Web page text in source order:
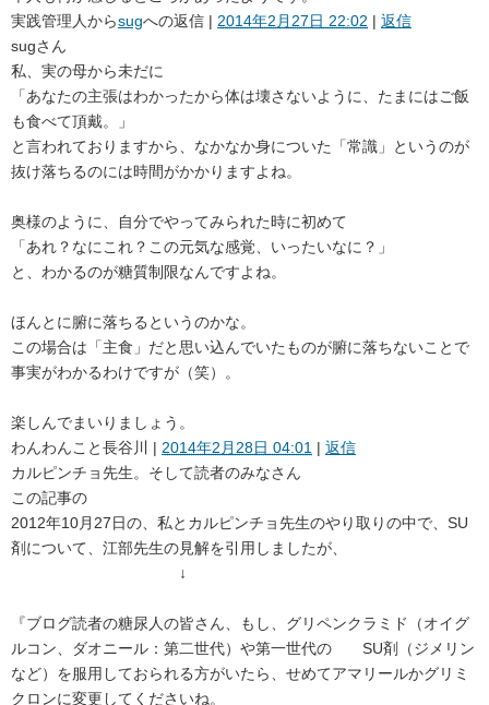
実践管理人からsugへの返信 | 2014年2月27日 22:02 | 返信
sugさん
私、実の母から未だに
「あなたの主張はわかったから体は壊さないように、たまにはご飯
も食べて頂戴。」
と言われておりますから、なかなか身についた「常識」というのが
抜け落ちるのには時間がかかりますよね。
奥様のように、自分でやってみられた時に初めて
「あれ？なにこれ？この元気な感覚、いったいなに？」
と、わかるのが糖質制限なんですよね。
ほんとに腑に落ちるというのかな。
この場合は「主食」だと思い込んでいたものが腑に落ちないことで
事実がわかるわけですが（笑）。
楽しんでまいりましょう。
わんわんこと長谷川
| 2014年2月28日 04:01 | 返信
カルピンチョ先生。そして読者のみなさん
この記事の
2012年10月27日の、私とカルピンチョ先生のやり取りの中で、SU
剤について、江部先生の見解を引用しましたが、
↓
『ブログ読者の糖尿人の皆さん、もし、グリペンクラミド（オイグ
ルコン、ダオニール：第二世代）や第一世代の SU剤（ジメリン
など）を服用しておられる方がいたら、せめてアマリールかグリミ
クロンに変更してくださいね。